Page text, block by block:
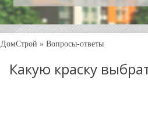
ДомСтрой » Вопросы-ответы
Какую краску